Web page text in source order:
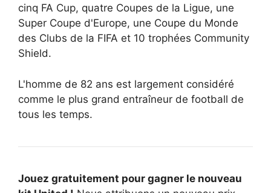
cinq FA Cup, quatre Coupes de la Ligue, une
Super Coupe d'Europe, une Coupe du Monde
des Clubs de la FIFA et 10 trophées Community
Shield.
L'homme de 82 ans est largement considéré
comme le plus grand entraîneur de football de
tous les temps.
Jouez gratuitement pour gagner le nouveau